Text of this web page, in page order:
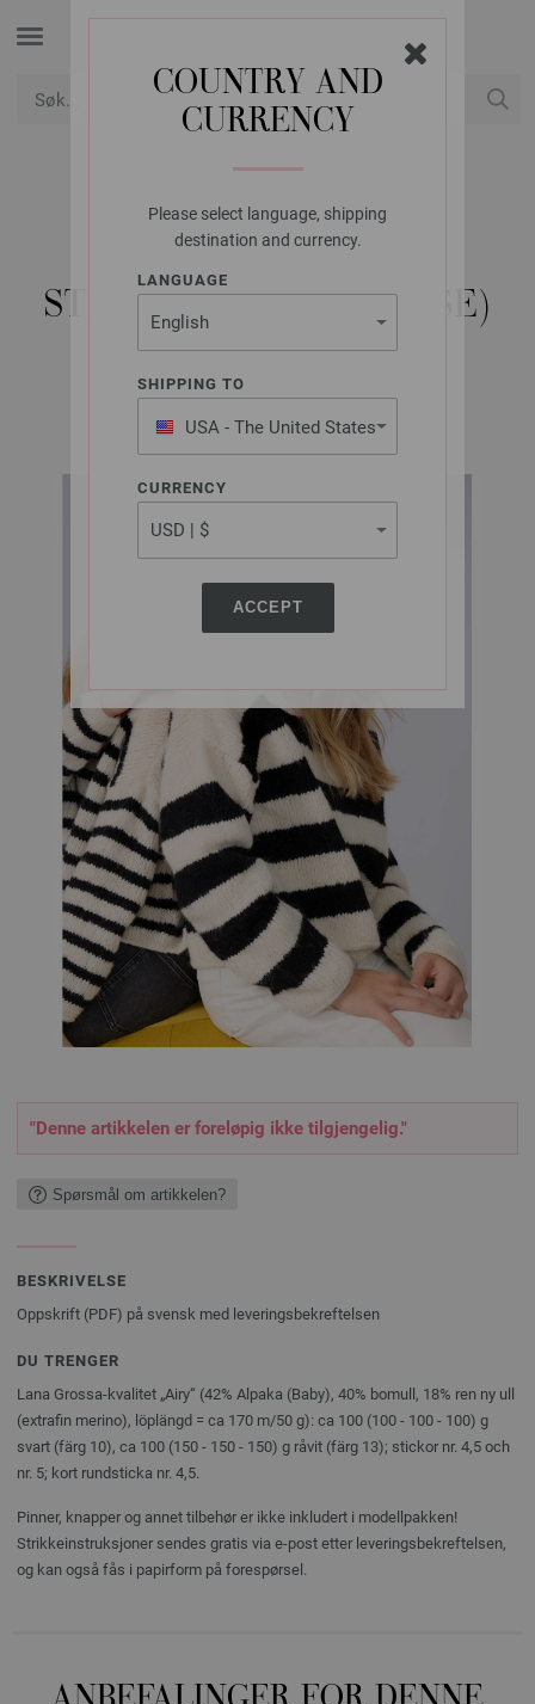
COUNTRY AND
CURRENCY
Please select language, shipping
destination and currency.
LANGUAGE
SHIPPING TO
USA - The United States
of America
CURRENCY
ACCEPT
LANA GROSSA
PULLOVER AIRY -
STRIKKEOPPSKRIFT (SE)
Lana Grossa KIDS No. 14 | Modell 29
"Denne artikkelen er foreløpig ikke tilgjengelig."
Spørsmål om artikkelen?
BESKRIVELSE
Oppskrift (PDF) på svensk med leveringsbekreftelsen
DU TRENGER
Lana Grossa-kvalitet „Airy“ (42% Alpaka (Baby), 40% bomull, 18% ren ny ull
(extrafin merino), löplängd = ca 170 m/50 g): ca 100 (100 - 100 - 100) g
svart (färg 10), ca 100 (150 - 150 - 150) g råvit (färg 13); stickor nr. 4,5 och
nr. 5; kort rundsticka nr. 4,5.
Pinner, knapper og annet tilbehør er ikke inkludert i modellpakken!
Strikkeinstruksjoner sendes gratis via e-post etter leveringsbekreftelsen,
og kan også fås i papirform på forespørsel.